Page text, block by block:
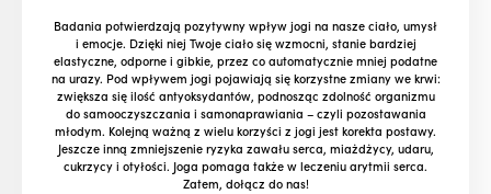
Badania potwierdzają pozytywny wpływ jogi na nasze ciało, umysł
i emocje. Dzięki niej Twoje ciało się wzmocni, stanie bardziej
elastyczne, odporne i gibkie, przez co automatycznie mniej podatne
na urazy. Pod wpływem jogi pojawiają się korzystne zmiany we krwi:
zwiększa się ilość antyoksydantów, podnosząc zdolność organizmu
do samooczyszczania i samonaprawiania – czyli pozostawania
młodym. Kolejną ważną z wielu korzyści z jogi jest korekta postawy.
Jeszcze inną zmniejszenie ryzyka zawału serca, miażdżycy, udaru,
cukrzycy i otyłości. Joga pomaga także w leczeniu arytmii serca.
Zatem, dołącz do nas!